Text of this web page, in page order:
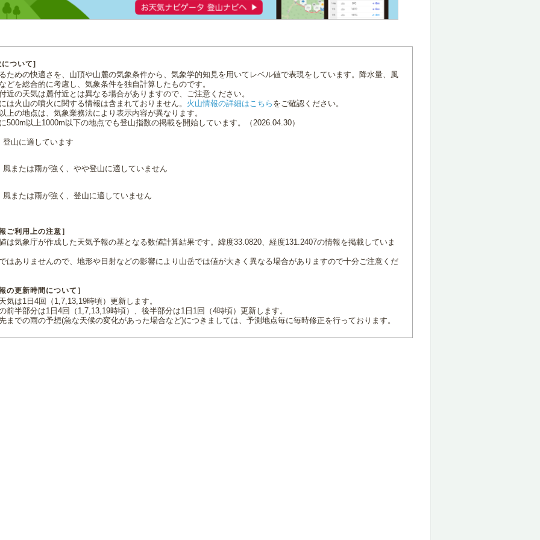
ついて]
ための快適さを、山頂や山麓の気象条件から、気象学的知見を用いてレベル値で表現をしています。降水量、風
どを総合的に考慮し、気象条件を独自計算したものです。
近の天気は麓付近とは異なる場合がありますので、ご注意ください。
は火山の噴火に関する情報は含まれておりません。 火山情報の詳細はこちら をご確認ください。
上の地点は、気象業務法により表示内容が異なります。
500m以上1000m以下の地点でも登山指数の掲載を開始しています。（2026.04.30）
登山に適しています
風または雨が強く、やや登山に適していません
風または雨が強く、登山に適していません
ご利用上の注意］
は気象庁が作成した天気予報の基となる数値計算結果です。緯度33.0820、経度131.2407の情報を掲載していま
はありませんので、地形や日射などの影響により山岳では値が大きく異なる場合がありますので十分ご注意くだ
の更新時間について］
気は1日4回（1,7,13,19時頃）更新します。
前半部分は1日4回（1,7,13,19時頃）、後半部分は1日1回（4時頃）更新します。
までの雨の予想(急な天候の変化があった場合など)につきましては、予測地点毎に毎時修正を行っております。